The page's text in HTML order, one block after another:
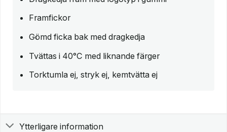
Framfickor
Gömd ficka bak med dragkedja
Tvättas i 40°C med liknande färger
Torktumla ej, stryk ej, kemtvätta ej
Ytterligare information